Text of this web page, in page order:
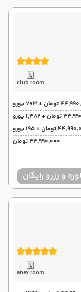
club room
تومان + ۷۷۳ یورو
+ ۱٬۳۸۲ یورو
تومان + ۱۹۵ یورو
۴۴٬۹۹۰٬۰۰۰ تومان
و رزرو رایگان
anex room